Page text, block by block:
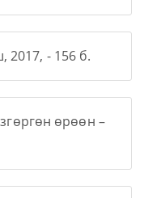
2017, - 156 б.
өрөөн –